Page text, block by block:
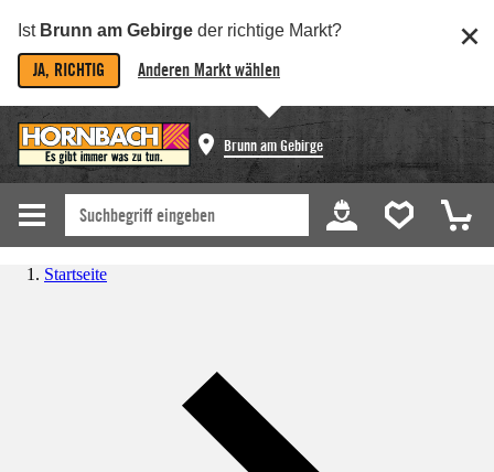
Ist Brunn am Gebirge der richtige Markt?
JA, RICHTIG Anderen Markt wählen
Brunn am Gebirge
Startseite